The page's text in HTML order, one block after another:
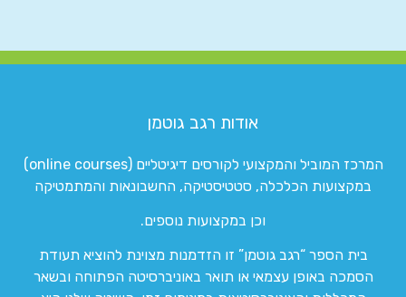
אודות רגב גוטמן
המרכז המוביל והמקצועי לקורסים דיגיטליים (online courses)
במקצועות הכלכלה, סטטיסטיקה, החשבונאות והמתמטיקה
וכן במקצועות נוספים.
בית הספר “רגב גוטמן” זו הזדמנות מצוינת להוציא תעודת
הסמכה באופן עצמאי או תואר באוניברסיטה הפתוחה ובשאר